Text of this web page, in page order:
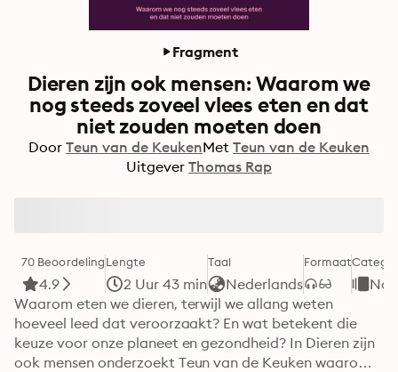
Fragment
Dieren zijn ook mensen: Waarom we
nog steeds zoveel vlees eten en dat
niet zouden moeten doen
Door Teun van de KeukenMet Teun van de Keuken
Uitgever Thomas Rap
70 Beoordeling
4.9
Lengte
2 Uur 43 min
Taal
Nederlands
Formaat
Waarom eten we dieren, terwijl we allang weten
hoeveel leed dat veroorzaakt? En wat betekent die
keuze voor onze planeet en gezondheid? In Dieren zijn
ook mensen onderzoekt Teun van de Keuken waarom